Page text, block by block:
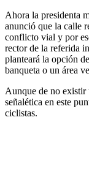
Ahora la presidenta
anunció que la calle
conflicto vial y por
rector de la referida
planteará la opción
banqueta o un área
Aunque de no existir
señalética en este
ciclistas.